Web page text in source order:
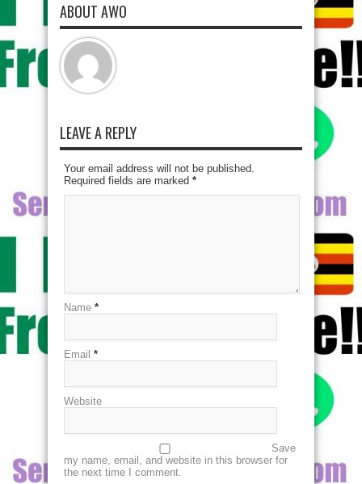
ABOUT AWO
LEAVE A REPLY
Your email address will not be published.
Required fields are marked *
Name *
Email *
Website
Save
my name, email, and website in this browser for
the next time I comment.